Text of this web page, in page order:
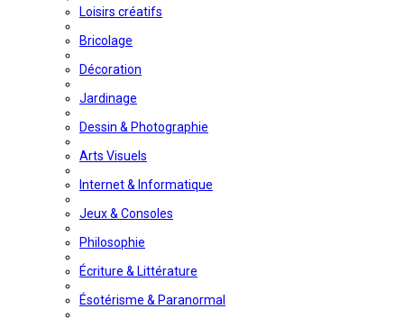
Loisirs créatifs
Bricolage
Décoration
Jardinage
Dessin & Photographie
Arts Visuels
Internet & Informatique
Jeux & Consoles
Philosophie
Écriture & Littérature
Ésotérisme & Paranormal